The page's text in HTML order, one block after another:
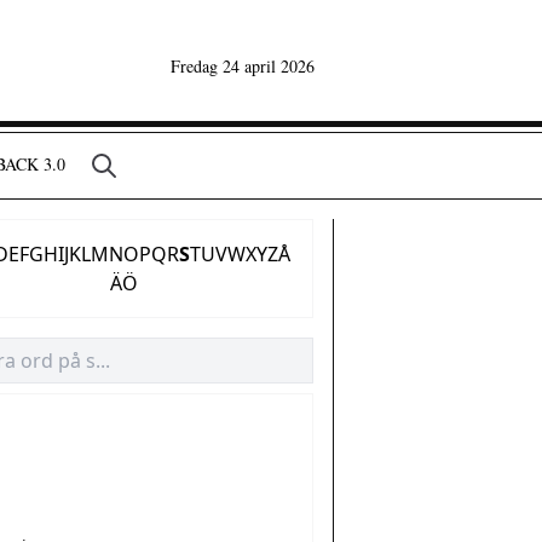
Fredag 24 april 2026
3.0
EFGHIJKLMNOPQRSTUVWXYZÅ
ÄÖ